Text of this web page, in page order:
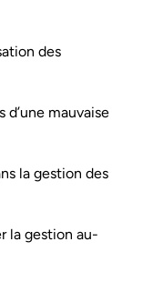
des
mauvaise
la gestion des
la gestion au-